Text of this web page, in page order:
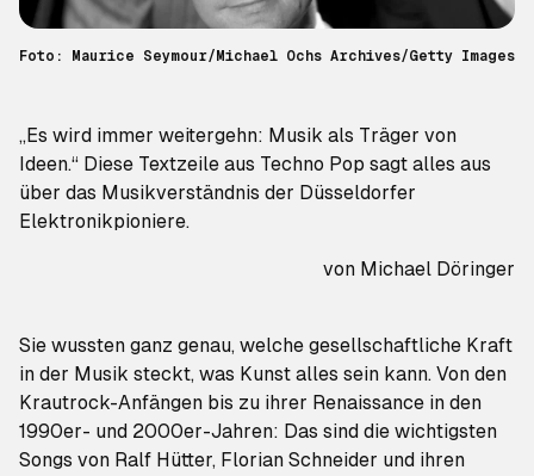
Foto: Maurice Seymour/Michael Ochs Archives/Getty Images
„Es wird immer weitergehn: Musik als Träger von
Ideen.“ Diese Textzeile aus Techno Pop sagt alles aus
über das Musikverständnis der Düsseldorfer
Elektronikpioniere.
von Michael Döringer
Sie wussten ganz genau, welche gesellschaftliche Kraft
in der Musik steckt, was Kunst alles sein kann. Von den
Krautrock-Anfängen bis zu ihrer Renaissance in den
1990er- und 2000er-Jahren: Das sind die wichtigsten
Songs von Ralf Hütter, Florian Schneider und ihren